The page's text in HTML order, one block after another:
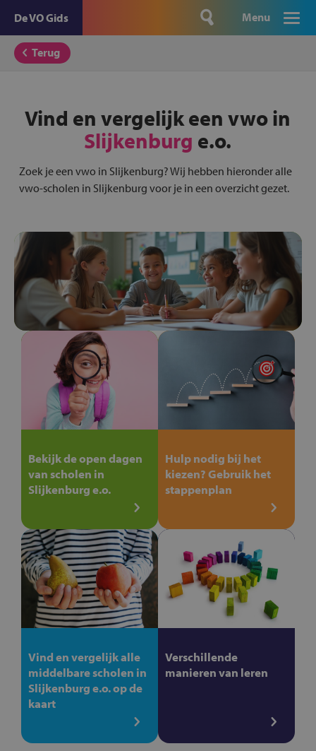
De VO Gids Menu
Terug
Vind en vergelijk een vwo in
Slijkenburg e.o.
Zoek je een vwo in Slijkenburg? Wij hebben hieronder alle
vwo-scholen in Slijkenburg voor je in een overzicht gezet.
Bekijk de open dagen
van scholen in
Slijkenburg e.o.
Hulp nodig bij het
kiezen? Gebruik het
stappenplan
Vind en vergelijk alle
middelbare scholen in
Slijkenburg e.o. op de
kaart
Verschillende
manieren van leren